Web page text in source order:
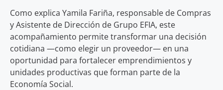
Como explica Yamila Fariña, responsable de Compras
y Asistente de Dirección de Grupo EFIA, este
acompañamiento permite transformar una decisión
cotidiana —como elegir un proveedor— en una
oportunidad para fortalecer emprendimientos y
unidades productivas que forman parte de la
Economía Social.